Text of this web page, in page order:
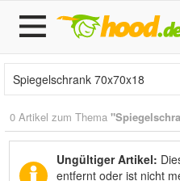
0 Artikel zum Thema
Ungültiger Artikel:
entfernt oder ist nicht